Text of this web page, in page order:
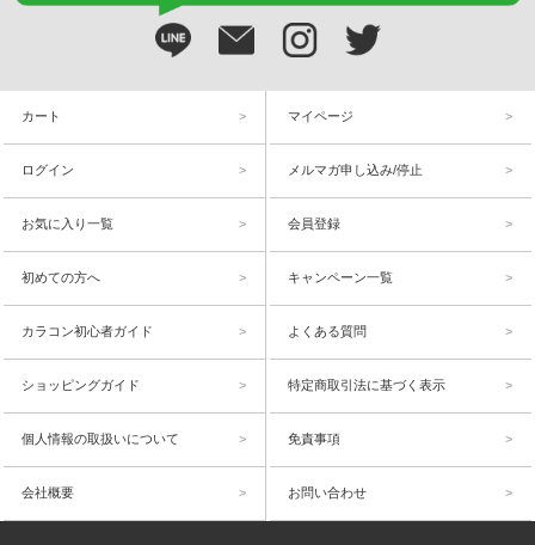
カート マイページ
ログイン メルマガ申し込み/停止
お気に入り一覧 会員登録
初めての方へ キャンペーン一覧
カラコン初心者ガイド よくある質問
ショッピングガイド 特定商取引法に基づく表示
個人情報の取扱いについて 免責事項
会社概要 お問い合わせ